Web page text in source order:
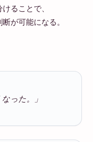
ることで、
が可能になる。
った。」